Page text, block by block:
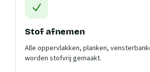
Stof afnemen
Alle oppervlakken, planken,
worden stofvrij gemaakt.